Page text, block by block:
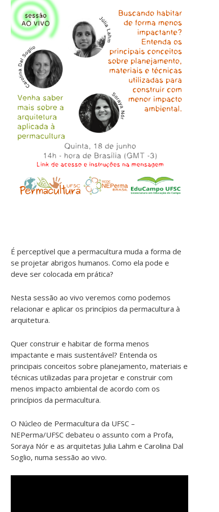
É perceptível que a permacultura muda a forma de
se projetar abrigos humanos. Como ela pode e
deve ser colocada em prática?
Nesta sessão ao vivo veremos como podemos
relacionar e aplicar os princípios da permacultura à
arquitetura.
Quer construir e habitar de forma menos
impactante e mais sustentável? Entenda os
principais conceitos sobre planejamento, materiais e
técnicas utilizadas para projetar e construir com
menos impacto ambiental de acordo com os
princípios da permacultura.
O Núcleo de Permacultura da UFSC –
NEPerma/UFSC debateu o assunto com a Profa,
Soraya Nór e as arquitetas Julia Lahm e Carolina Dal
Soglio, numa sessão ao vivo.